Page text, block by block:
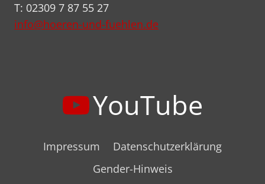
T: 02309 7 87 55 27
info@hoeren-und-fuehlen.de
YouTube
Impressum
Datenschutzerklärung
Gender-Hinweis